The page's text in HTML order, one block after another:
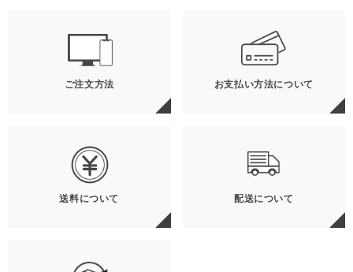
ご注文方法 お支払い方法について
送料について 配送について